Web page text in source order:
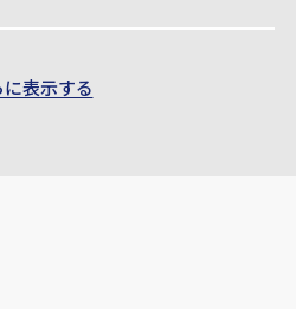
に表示する